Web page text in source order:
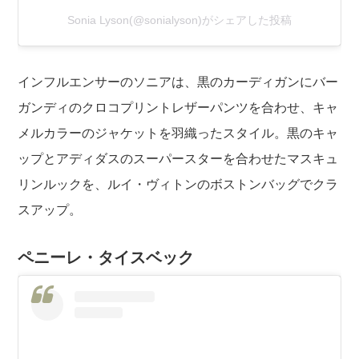
Sonia Lyson(@sonialyson)がシェアした投稿
インフルエンサーのソニアは、黒のカーディガンにバー
ガンディのクロコプリントレザーパンツを合わせ、キャ
メルカラーのジャケットを羽織ったスタイル。黒のキャ
ップとアディダスのスーパースターを合わせたマスキュ
リンルックを、ルイ・ヴィトンのボストンバッグでクラ
スアップ。
ペニーレ・タイスベック